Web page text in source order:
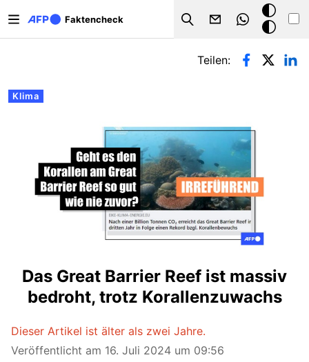
Faktencheck
Search
Dark
Mode
Primäre Reiter
Klima
Teilen:
Das Great Barrier Reef ist massiv
bedroht, trotz Korallenzuwachs
Dieser Artikel ist älter als zwei Jahre.
Veröffentlicht am 16. Juli 2024 um 09:56